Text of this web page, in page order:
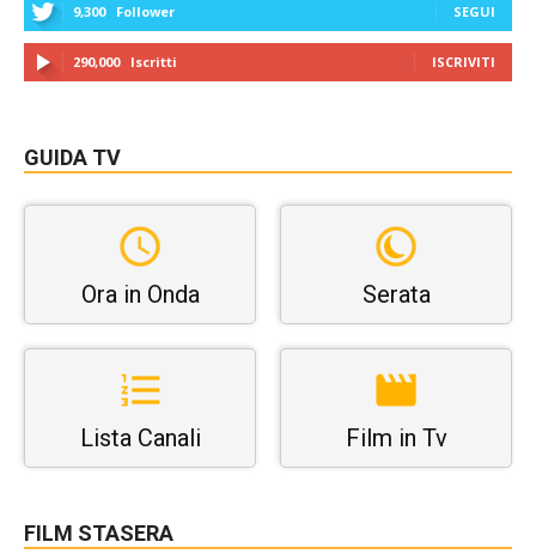
9,300 Follower SEGUI
290,000 Iscritti ISCRIVITI
GUIDA TV
Ora in Onda Serata
Lista Canali Film in Tv
FILM STASERA